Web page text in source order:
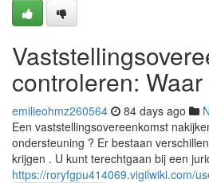
controleren:
emilieohmz260564 84 days ago
Een vaststellingsovereenkomst
ondersteuning ? Er bestaan
krijgen . U kunt terechtgaan bij een
https://roryfgpu414069.vigilwiki.com/